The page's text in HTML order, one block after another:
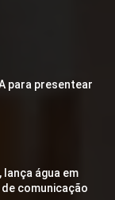
para presentear
água em
comunicação